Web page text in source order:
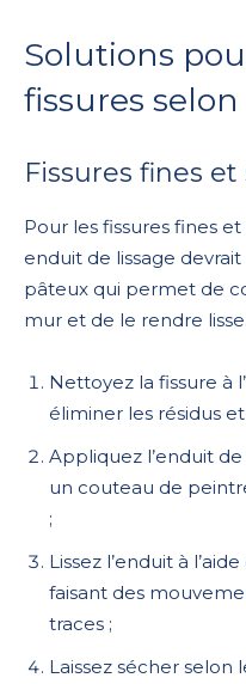
Solutions
fissures
Fissures fines
Pour les fissures fines
enduit de lissage devrait
pâteux qui permet de
mur et de le rendre
Nettoyez la fissure à
éliminer les résidus
Appliquez l’enduit
un couteau de
;
Lissez l’enduit à
faisant des
traces ;
Laissez sécher selon